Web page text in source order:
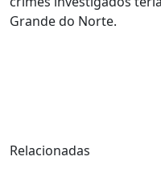
Grande do Norte.
Relacionadas